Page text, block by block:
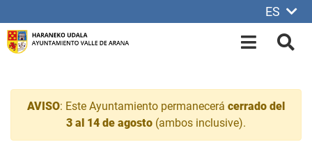
ES
OPEN-
AVISO: Este Ayuntamiento permanecerá cerrado del
3 al 14 de agosto (ambos inclusive).